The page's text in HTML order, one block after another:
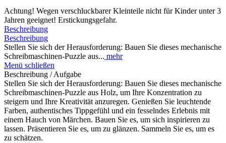
Achtung! Wegen verschluckbarer Kleinteile nicht für Kinder unter 3
Jahren geeignet! Erstickungsgefahr.
Beschreibung
Beschreibung
Stellen Sie sich der Herausforderung: Bauen Sie dieses mechanische
Schreibmaschinen-Puzzle aus... mehr
Menü schließen
Beschreibung / Aufgabe
Stellen Sie sich der Herausforderung: Bauen Sie dieses mechanische
Schreibmaschinen-Puzzle aus Holz, um Ihre Konzentration zu
steigern und Ihre Kreativität anzuregen. Genießen Sie leuchtende
Farben, authentisches Tippgefühl und ein fesselndes Erlebnis mit
einem Hauch von Märchen. Bauen Sie es, um sich inspirieren zu
lassen. Präsentieren Sie es, um zu glänzen. Sammeln Sie es, um es
zu schätzen.